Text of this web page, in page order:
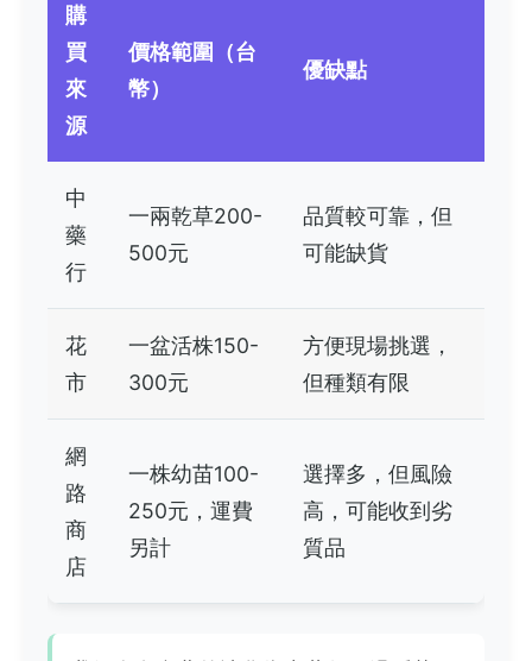
購
買
來
源
價格範圍（台
幣）
優缺點
中
藥
行
一兩乾草200-
500元
品質較可靠，但
可能缺貨
花
市
一盆活株150-
300元
方便現場挑選，
但種類有限
網
路
商
店
一株幼苗100-
250元，運費
另計
選擇多，但風險
高，可能收到劣
質品